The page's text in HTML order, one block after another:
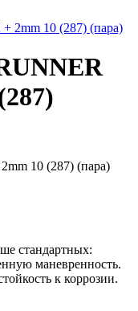
10 (287) (пара)
стандартных:
маневренность.
к коррозии.